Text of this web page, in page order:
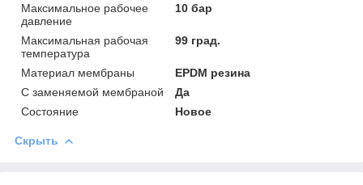
Максимальное рабочее
давление
10 бар
Максимальная рабочая
температура
99 град.
Материал мембраны
EPDM резина
С заменяемой мембраной
Да
Состояние
Новое
Скрыть